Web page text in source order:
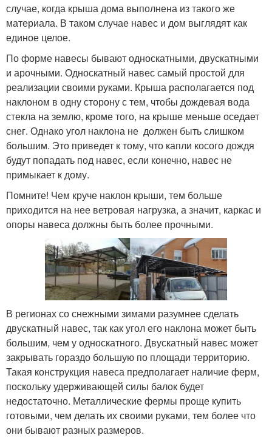
случае, когда крыша дома выполнена из такого же
материала. В таком случае навес и дом выглядят как
единое целое.
По форме навесы бывают односкатными, двускатными
и арочными. Односкатный навес самый простой для
реализации своими руками. Крыша располагается под
наклоном в одну сторону с тем, чтобы дождевая вода
стекла на землю, кроме того, на крыше меньше оседает
снег. Однако угол наклона не должен быть слишком
большим. Это приведет к тому, что капли косого дождя
будут попадать под навес, если конечно, навес не
примыкает к дому.
Помните! Чем круче наклон крыши, тем больше
приходится на нее ветровая нагрузка, а значит, каркас и
опоры навеса должны быть более прочными.
В регионах со снежными зимами разумнее сделать
двускатный навес, так как угол его наклона может быть
большим, чем у односкатного. Двускатный навес может
закрывать гораздо большую по площади территорию.
Такая конструкция навеса предполагает наличие ферм,
поскольку удерживающей силы балок будет
недостаточно. Металлические фермы проще купить
готовыми, чем делать их своими руками, тем более что
они бывают разных размеров.